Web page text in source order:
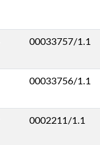
00033757/1.1
00033756/1.1
0002211/1.1